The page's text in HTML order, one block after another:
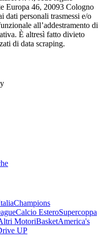
Europa 46, 20093 Cologno
dati personali trasmessi e/o
all’addestramento di
È altresì fatto divieto
di data scraping.
Champions
Calcio EsteroSupercoppa
MotoriBasketAmerica's
UP